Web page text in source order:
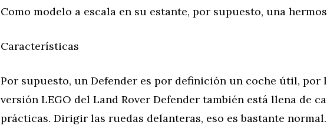
Como modelo a escala en su estante, por supuesto, una
Características
Por supuesto, un Defender es por definición un coche útil, por
versión LEGO del Land Rover Defender también está llena de
prácticas. Dirigir las ruedas delanteras, eso es bastante